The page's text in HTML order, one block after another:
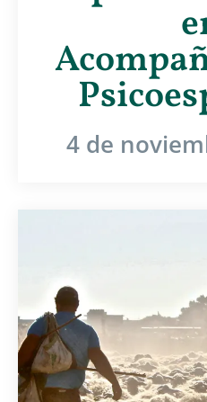
4 de